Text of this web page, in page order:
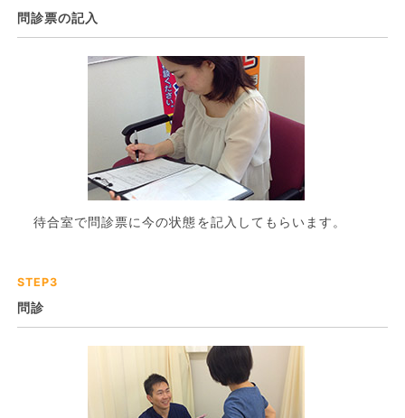
問診票の記入
待合室で問診票に今の状態を記入してもらいます。
STEP3
問診